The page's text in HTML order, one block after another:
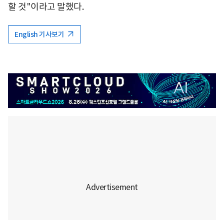
할 것"이라고 말했다.
English 기사보기